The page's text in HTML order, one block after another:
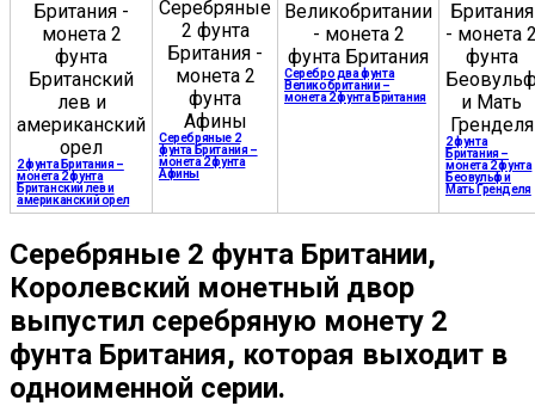
2 фунта Британия –
монета 2 фунта
Британский лев и
американский орел
Серебряные 2
фунта Британия –
монета 2 фунта
Афины
Серебро два фунта
Великобритании –
монета 2 фунта Британия
2 фунта
Британия –
монета 2 фунта
Беовульф и
Мать Гренделя
Серебряные 2 фунта Британии,
Королевский монетный двор
выпустил серебряную монету 2
фунта Британия, которая выходит в
одноименной серии.